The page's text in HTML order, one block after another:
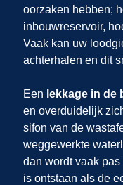
oorzaken hebben;
inbouwreservoir,
Vaak kan uw
achterhalen en dit
Een lekkage in de
en overduidelijk
sifon van de
weggewerkte
dan wordt vaak
is ontstaan als de